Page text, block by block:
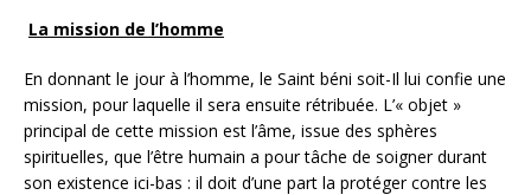
La mission de l’homme
En donnant le jour à l’homme, le Saint béni soit-Il lui confie une
mission, pour laquelle il sera ensuite rétribuée. L’« objet »
principal de cette mission est l’âme, issue des sphères
spirituelles, que l’être humain a pour tâche de soigner durant
son existence ici-bas : il doit d’une part la protéger contre les